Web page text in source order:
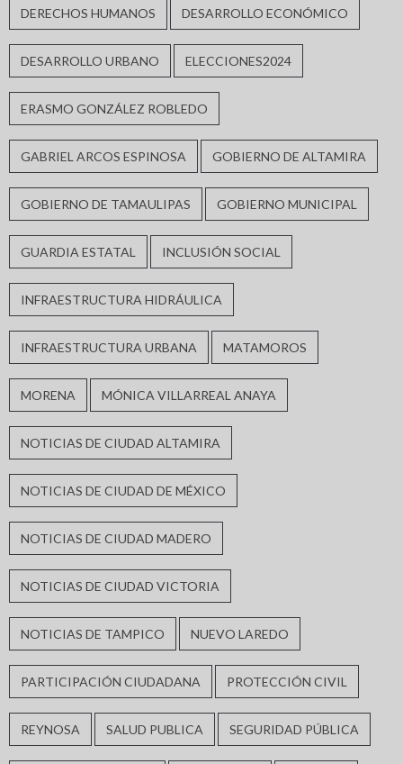
DERECHOS HUMANOS DESARROLLO ECONÓMICO
DESARROLLO URBANO ELECCIONES2024
ERASMO GONZÁLEZ ROBLEDO
GABRIEL ARCOS ESPINOSA GOBIERNO DE ALTAMIRA
GOBIERNO DE TAMAULIPAS GOBIERNO MUNICIPAL
GUARDIA ESTATAL INCLUSIÓN SOCIAL
INFRAESTRUCTURA HIDRÁULICA
INFRAESTRUCTURA URBANA MATAMOROS
MORENA MÓNICA VILLARREAL ANAYA
NOTICIAS DE CIUDAD ALTAMIRA
NOTICIAS DE CIUDAD DE MÉXICO
NOTICIAS DE CIUDAD MADERO
NOTICIAS DE CIUDAD VICTORIA
NOTICIAS DE TAMPICO NUEVO LAREDO
PARTICIPACIÓN CIUDADANA PROTECCIÓN CIVIL
REYNOSA SALUD PUBLICA SEGURIDAD PÚBLICA